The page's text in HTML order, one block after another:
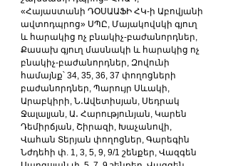
«Հայաստանի ԴՕՍԱԱՖԻ ՀԿ-ի Աբովյանի
ավտոդպրոց» ՍՊԸ, Մայակովսկի գյուղ
և հարակից ոչ բնակիչ-բաժանորդներ,
Քասախ գյուղ մասնակի և հարակից ոչ
բնակիչ-բաժանորդներ, Զովունի
համայնք՝ 34, 35, 36, 37 փողոցների
բաժանորդներ, Պարույր Սևակի,
Արաբկիրի, Ն․Ավետիսյան, Սեդրակ
Ջալալյան, Ա․ Հարությունյան, Կարեն
Դեմիրճյան, Շիրազի, Խաչանովի,
Վահան Տերյան փողոցներ, Գարեգին
Նժդեհի փ. 1, 3, 5, 9, 9/1 շենքեր, Վազգեն